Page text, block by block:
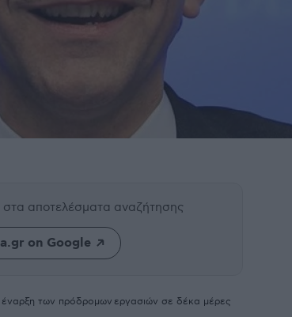
στα αποτελέσματα αναζήτησης
on Google
έναρξη των πρόδρομων εργασιών σε δέκα μέρες